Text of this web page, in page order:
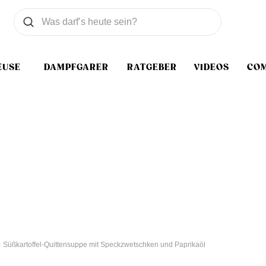
DAMPFGARER RATGEBER VIDEOS
Was wollen Sie suchen
Suchen
Süßkartoffel-Quittensuppe mit Speckzwetschken und Paprikaöl